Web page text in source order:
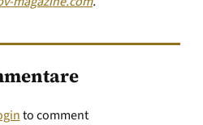
to comment